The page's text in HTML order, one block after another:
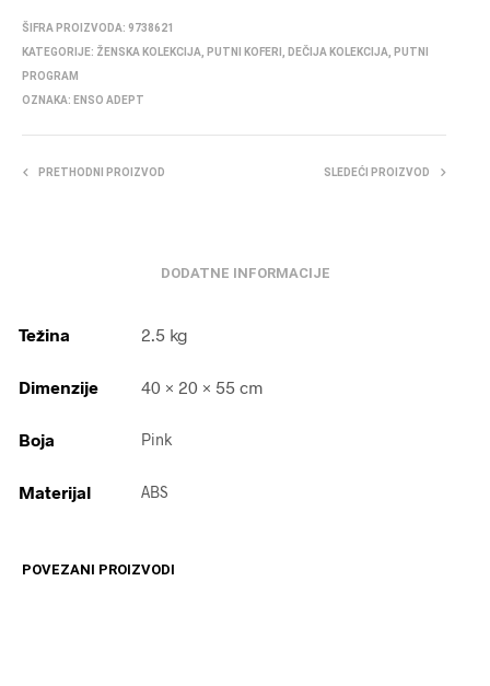
ŠIFRA PROIZVODA: 9738621
KATEGORIJE: ŽENSKA KOLEKCIJA PUTNI KOFERI DEČIJA KOLEKCIJA
PUTNI
PROGRAM
OZNAKA: ENSO ADEPT
PRETHODNI PROIZVOD SLEDEĆI PROIZVOD
DODATNE INFORMACIJE
Težina 2.5 kg
Dimenzije 40 × 20 × 55 cm
Boja Pink
Materijal ABS
POVEZANI PROIZVODI